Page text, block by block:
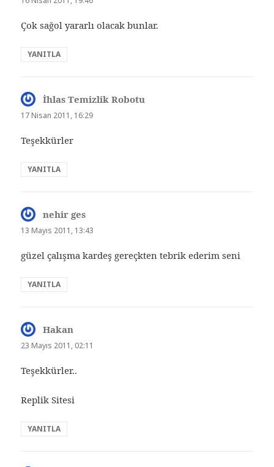
Çok sağol yararlı olacak bunlar.
YANITLA
İhlas Temizlik Robotu
17 Nisan 2011, 16:29
Teşekkürler
YANITLA
nehir ges
ki:
13 Mayıs 2011, 13:43
güzel çalışma kardeş gereçkten tebrik ederim seni
YANITLA
Hakan
ki:
23 Mayıs 2011, 02:11
Teşekkürler..
Replik Sitesi
YANITLA